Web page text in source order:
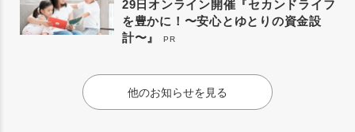
29日オンライン開催『セカンドライフ
を豊かに！〜安心とゆとりの資金設
計〜』
PR
他のお知らせを見る